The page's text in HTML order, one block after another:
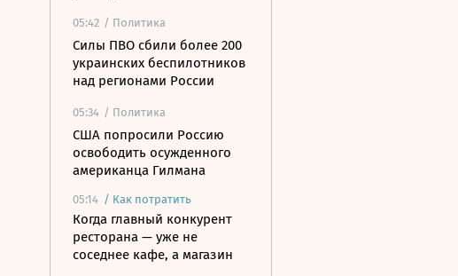
05:42 / Политика
Силы ПВО сбили более 200
украинских беспилотников
над регионами России
05:34 / Политика
США попросили Россию
освободить осужденного
американца Гилмана
05:14 / Как потратить
Когда главный конкурент
ресторана — уже не
соседнее кафе, а магазин